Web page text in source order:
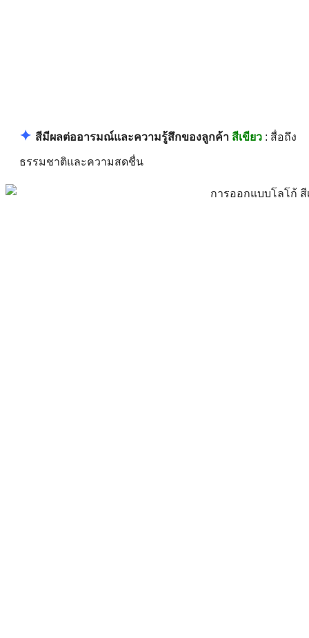
✦ สีมีผลต่ออารมณ์และความรู้สึกของลูกค้า สีเขียว : สื่อถึง
ธรรมชาติและความสดชื่น